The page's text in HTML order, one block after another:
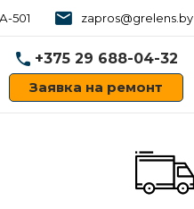
501 zapros@grelens.by
+375 29 688-04-32
Заявка на ремонт